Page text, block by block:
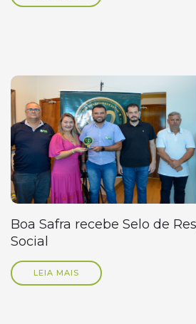
Boa Safra recebe Selo de
Social
LEIA MAIS